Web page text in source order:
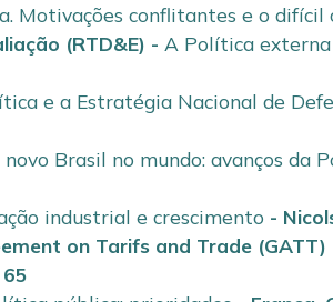
Motivações conflitantes e o difícil
(RTD&E) -A Política
e a Estratégia Nacional de
novo Brasil no mundo: avanços da
industrial e crescimento -
on Tarifs and Trade (GATT)
65